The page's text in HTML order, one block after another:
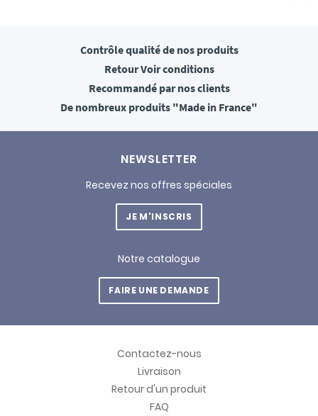
Contrôle qualitéde nos produits
RetourVoir conditions
Recommandépar nos clients
De nombreux produits "Made in France"
NEWSLETTER
Recevez nos offres spéciales
JE M'INSCRIS
Notre catalogue
FAIRE UNE DEMANDE
Contactez-nous
Livraison
Retour d'un produit
FAQ